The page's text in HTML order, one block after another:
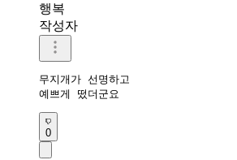
행복
작성자
무지개가 선명하고
예쁘게 떴더군요
0